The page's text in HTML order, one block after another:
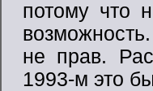
потому что
не прав.
1993-м это